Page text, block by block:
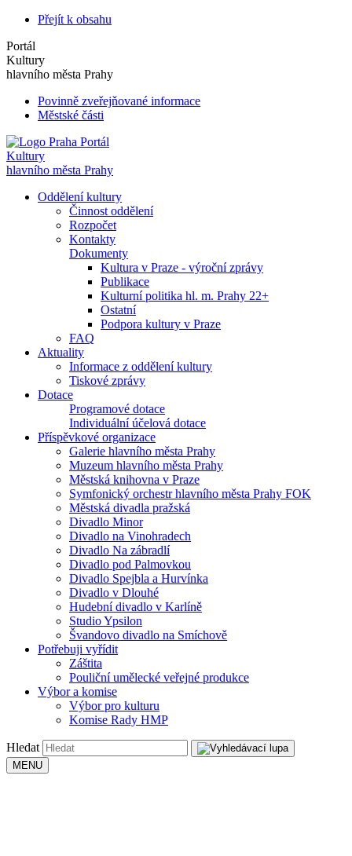
Přejít k obsahu
Portál
Kultury
hlavního města Prahy
Povinně zveřejňované informace
Městské části
Portál
Kultury
hlavního města Prahy
Oddělení kultury
Činnost oddělení
Rozpočet
Kontakty
Dokumenty
Kultura v Praze - výroční zprávy
Publikace
Kulturní politika hl. m. Prahy 22+
Ostatní
Podpora kultury v Praze
FAQ
Aktuality
Informace z oddělení kultury
Tiskové zprávy
Dotace
Programové dotace
Individuální účelová dotace
Příspěvkové organizace
Galerie hlavního města Prahy
Muzeum hlavního města Prahy
Městská knihovna v Praze
Symfonický orchestr hlavního města Prahy FOK
Městská divadla pražská
Divadlo Minor
Divadlo na Vinohradech
Divadlo Na zábradlí
Divadlo pod Palmovkou
Divadlo Spejbla a Hurvínka
Divadlo v Dlouhé
Hudební divadlo v Karlíně
Studio Ypsilon
Švandovo divadlo na Smíchově
Potřebuji vyřídit
Záštita
Pouliční umělecké veřejné produkce
Výbor a komise
Výbor pro kulturu
Komise Rady HMP
Hledat
MENU